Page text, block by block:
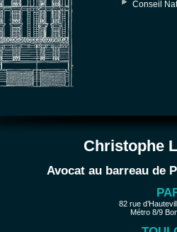
Conseil
Christophe
Avocat au barreau de
82 rue
Métro 8/9